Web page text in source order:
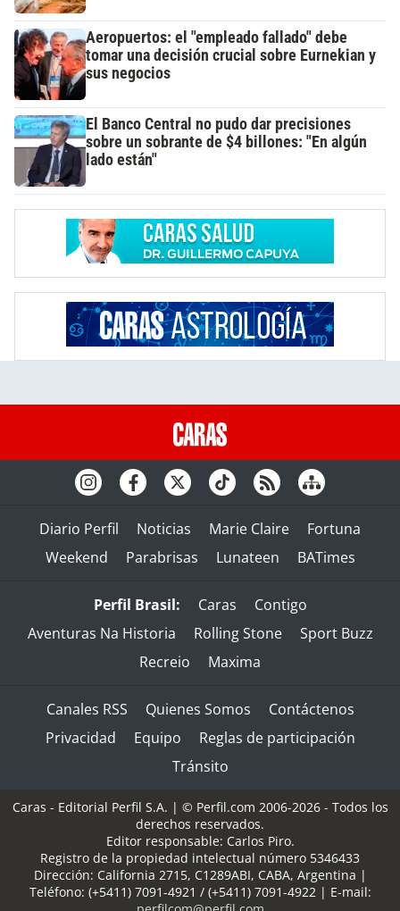
Aeropuertos: el "empleado fallado" debe
tomar una decisión crucial sobre Eurnekian y
sus negocios
El Banco Central no pudo dar precisiones
sobre un sobrante de $4 billones: "En algún
lado están"
Diario Perfil Noticias Marie Claire
Fortuna
Weekend
Parabrisas Lunateen BATimes
Perfil Brasil: Caras
Contigo
Aventuras Na Historia
Rolling Stone
Sport Buzz
Recreio
Maxima
Canales RSS Quienes Somos
Contáctenos
Privacidad
Equipo
Reglas de participación
Tránsito
Caras - Editorial Perfil S.A. | © Perfil.com 2006-2026 - Todos los
derechos reservados.
Editor responsable: Carlos Piro.
Registro de la propiedad intelectual número 5346433
Dirección: California 2715, C1289ABI, CABA, Argentina |
Teléfono: (+5411) 7091-4921 / (+5411) 7091-4922| E-mail: